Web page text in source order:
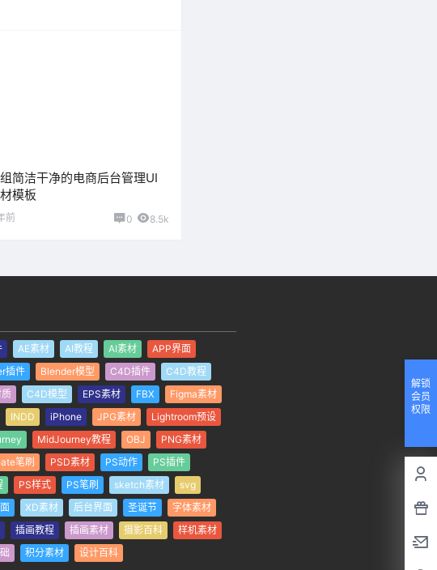
简洁干净的电商后台管理UI
模板
前 0 8.5k
解锁
会员
权限
AE素材 AI教程 AI素材
APP界面
插件
Blender模型 C4D插件
C4D教程
C4D模型 EPS素材 FBX
Figma素材
INDD iPhone JPG素材
Lightroom预设
MidJourney教程 OBJ
PNG素材
笔刷
PSD素材 PS动作
PS插件
PS样式 PS笔刷 sketch素材
svg
XD素材 后台界面 圣诞节
字体素材
插画教程 插画素材 摄影百科
样机素材
积分素材 设计百科